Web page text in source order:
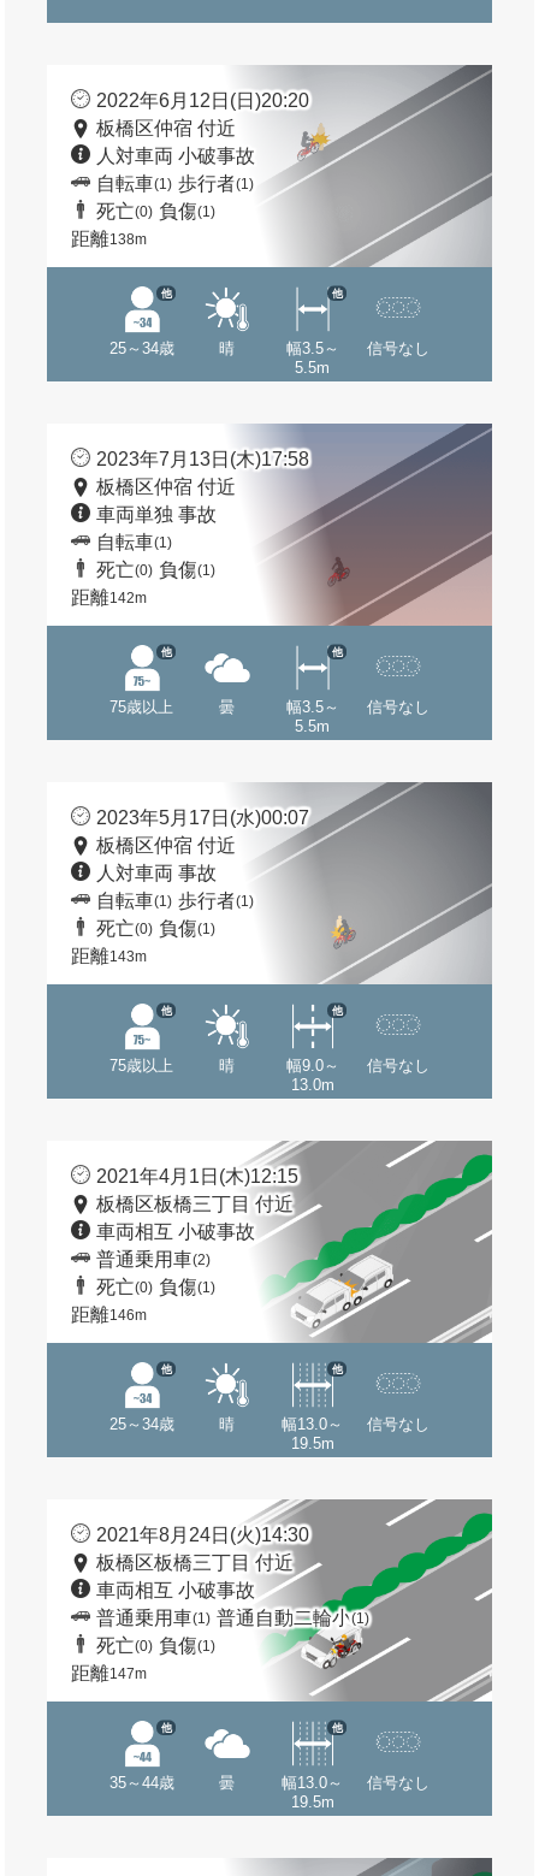
2022年6月12日(日)20:20
板橋区仲宿 付近
人対車両 小破事故
自転車(1) 歩行者(1)
死亡(0) 負傷(1)
距離138m
25～34歳
他
晴
幅3.5～
5.5m
他
信号なし
2023年7月13日(木)17:58
板橋区仲宿 付近
車両単独 事故
自転車(1)
死亡(0) 負傷(1)
距離142m
75歳以上
他
曇
幅3.5～
5.5m
他
信号なし
2023年5月17日(水)00:07
板橋区仲宿 付近
人対車両 事故
自転車(1) 歩行者(1)
死亡(0) 負傷(1)
距離143m
75歳以上
他
晴
幅9.0～
13.0m
他
信号なし
2021年4月1日(木)12:15
板橋区板橋三丁目 付近
車両相互 小破事故
普通乗用車(2)
死亡(0) 負傷(1)
距離146m
25～34歳
他
晴
幅13.0～
19.5m
他
信号なし
2021年8月24日(火)14:30
板橋区板橋三丁目 付近
車両相互 小破事故
普通乗用車(1) 普通自動二輪小(1)
死亡(0) 負傷(1)
距離147m
35～44歳
他
曇
幅13.0～
19.5m
他
信号なし